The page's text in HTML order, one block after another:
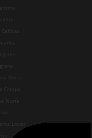
Norte
Crespo
Norte
Lopez